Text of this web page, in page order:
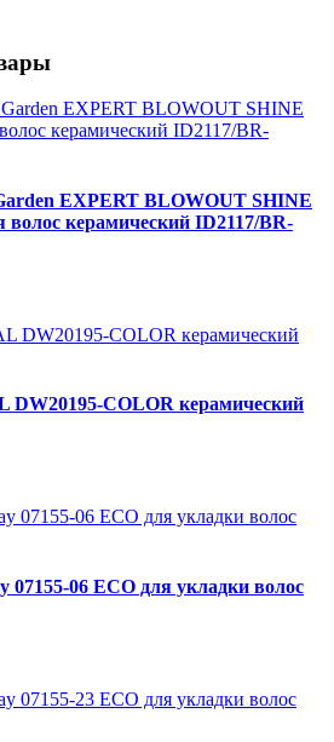
EXPERT BLOWOUT SHINE
волос керамический ID2117/BR-
DW20195-COLOR керамический
06 ECO для укладки волос